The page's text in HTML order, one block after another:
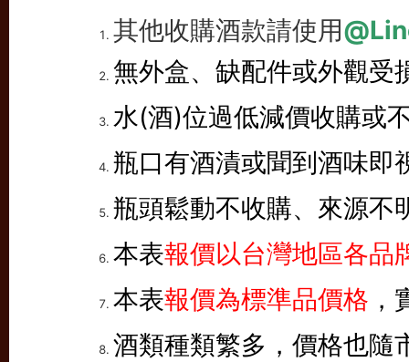
其他收購酒款請使用
無外盒、缺配件或外觀受
水(酒)位過低減價收購或
瓶口有酒漬或聞到酒味即
瓶頭鬆動不收購、來源不
本表報價以台灣地區各品
本表報價為標準品價格
酒類種類繁多，價格也隨